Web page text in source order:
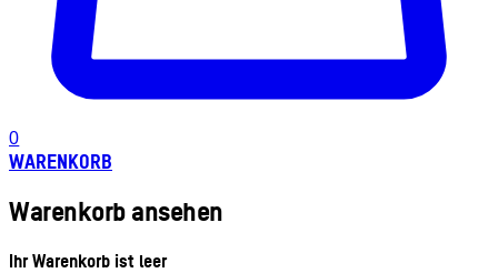
0
WARENKORB
Warenkorb ansehen
Ihr Warenkorb ist leer